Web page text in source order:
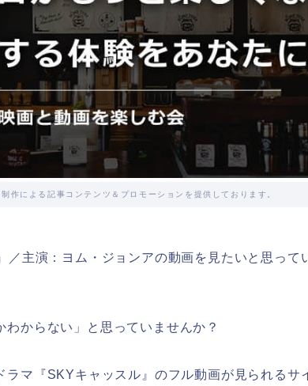
作による記事コンテンツ＆プロモーションを提供しております。
／主演：ヨム・ジョンアの動画を見たいと思って
わからない」と思っていませんか？
ラマ『SKYキャッスル』のフル動画が見られるサ